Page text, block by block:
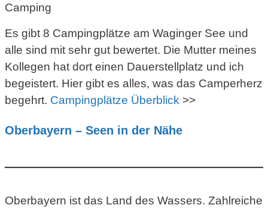
Camping
Es gibt 8 Campingplätze am Waginger See und
alle sind mit sehr gut bewertet. Die Mutter meines
Kollegen hat dort einen Dauerstellplatz und ich
begeistert. Hier gibt es alles, was das Camperherz
begehrt. Campingplätze Überblick >>
Oberbayern – Seen in der Nähe
Oberbayern ist das Land des Wassers. Zahlreiche